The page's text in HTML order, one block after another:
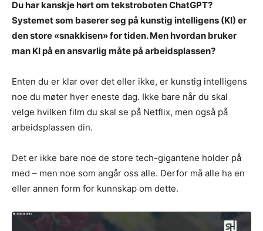
Du har kanskje hørt om tekstroboten ChatGPT?
Systemet som baserer seg på kunstig intelligens (KI) er
den store «snakkisen» for tiden. Men hvordan bruker
man KI på en ansvarlig måte på arbeidsplassen?
Enten du er klar over det eller ikke, er kunstig intelligens
noe du møter hver eneste dag. Ikke bare når du skal
velge hvilken film du skal se på Netflix, men også på
arbeidsplassen din.
Det er ikke bare noe de store tech-gigantene holder på
med – men noe som angår oss alle. Derfor må alle ha en
eller annen form for kunnskap om dette.